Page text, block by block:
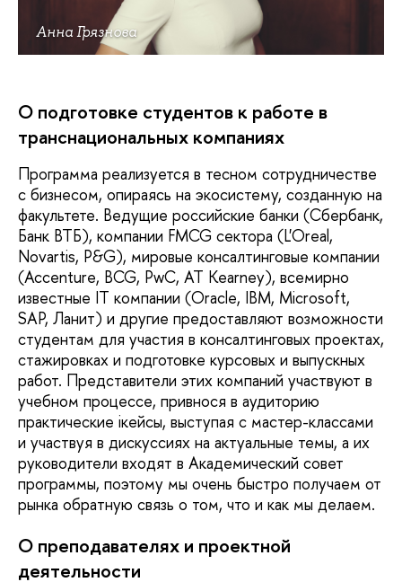
Анна Грязнова
О подготовке студентов к работе в
транснациональных компаниях
Программа реализуется в тесном сотрудничестве
с бизнесом, опираясь на экосистему, созданную на
факультете. Ведущие российские банки (Сбербанк,
Банк ВТБ), компании FMCG сектора (L'Oreal,
Novartis, P&G), мировые консалтинговые компании
(Accenture, BCG, PwC, AT Kearney), всемирно
известные IT компании (Oracle, IBM, Microsoft,
SAP, Ланит) и другие предоставляют возможности
студентам для участия в консалтинговых проектах,
стажировках и подготовке курсовых и выпускных
работ. Представители этих компаний участвуют в
учебном процессе, привнося в аудиторию
практические iкейсы, выступая с мастер-классами
и участвуя в дискуссиях на актуальные темы, а их
руководители входят в Академический совет
программы, поэтому мы очень быстро получаем от
рынка обратную связь о том, что и как мы делаем.
О преподавателях и проектной
деятельности